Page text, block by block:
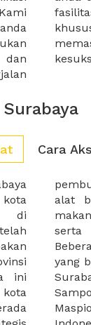
Surabaya
Cara
di
ini
di
PT